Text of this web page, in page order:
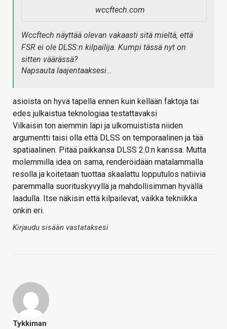
wccftech.com
Wccftech näyttää olevan vakaasti sitä mieltä, että
FSR ei ole DLSS:n kilpailija. Kumpi tässä nyt on
sitten väärässä?
Napsauta laajentaaksesi…
asioista on hyvä tapella ennen kuin kellään faktoja tai
edes julkaistua teknologiaa testattavaksi
Vilkaisin ton aiemmin läpi ja ulkomuistista niiden
argumentti taisi olla että DLSS on temporaalinen ja tää
spatiaalinen. Pitää paikkansa DLSS 2.0:n kanssa. Mutta
molemmilla idea on sama, renderöidään matalammalla
resolla ja koitetaan tuottaa skaalattu lopputulos natiivia
paremmalla suorituskyvyllä ja mahdollisimman hyvällä
laadulla. Itse näkisin että kilpailevat, vaikka tekniikka
onkin eri.
Kirjaudu sisään vastataksesi
Tykkiman